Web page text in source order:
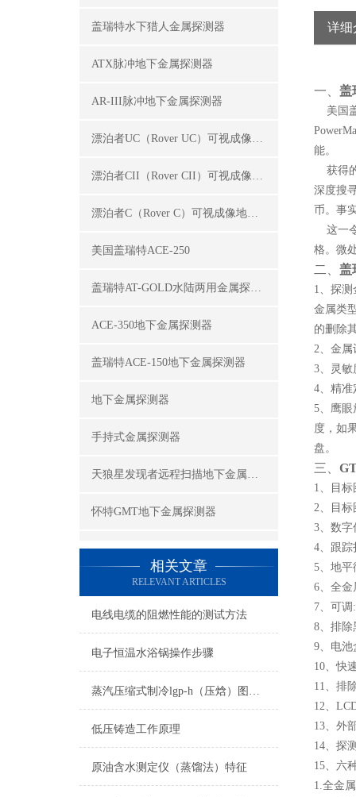
盖瑞特水下猎人金属探测器
ATX脉冲地下金属探测器
AR-III脉冲地下金属探测器
漂泊者UC（Rover UC）可视成像地下金属探测器
漂泊者CII（Rover CII）可视成像地下金属探测器
漂泊者C（Rover C）可视成像地下金属探测器
美国盖瑞特ACE-250
盖瑞特AT-GOLD水陆两用金属探测器
ACE-350地下金属探测器
盖瑞特ACE-150地下金属探测器
地下金属探测器
手持式金属探测器
天狼星发现者远程扫描地下金属探测器
怀特GMT地下金属探测器
美国怀特（While's）V3i地下金属探测器
怀特TM-808地下金属探测器
查看更多 >>
相关文章
RELEVANT ARTICLES
电线电缆的阻燃性能的测试方法
电子恒温水浴锅操作步骤
蒸汽压缩式制冷lgp-h（压焓）图应用组成
低压铸造工作原理
原油含水测定仪（蒸馏法）特征
详细
一、 盖
美国
能。
获得的
深度搜
币。事
这一令
格。微
二、 盖
1、探
金属类
的删除
2、金属
3、灵敏
4、精
5、鹰眼
度，如
盘。
三、
1、目
2、目标
3、数字
4、跟踪
5、地平
6、全金
7、可
8、排除
9、电池
10、快
11、排
12、
13、外
14、探
15、六
1.全金